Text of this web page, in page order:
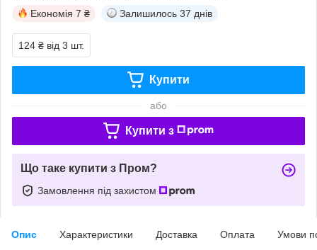
Економія 7 ₴ Залишилось 37 днів
124 ₴ від 3 шт.
Купити
або
Купити з
Що таке купити з Пром?
Замовлення під захистом
Опис Характеристики Доставка Оплата Умови